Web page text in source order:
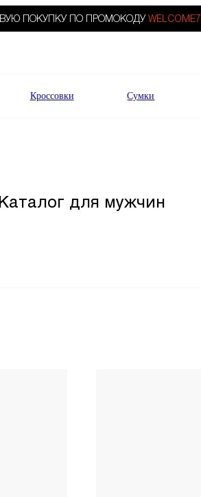
ПОКУПКУ ПО ПРОМОКОДУ WELCOME7.
Кроссовки Сумки
Каталог для мужчин